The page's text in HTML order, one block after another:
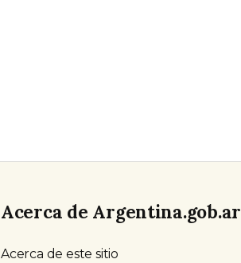
Acerca de Argentina.gob.ar
Acerca de este sitio